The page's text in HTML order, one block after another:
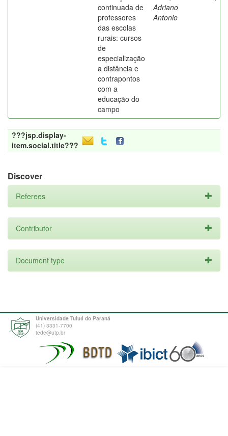
continuada de
professores
das escolas
rurais: cursos
de
especialização
a distância e
contrapontos
com a
educação do
campo
Adriano
Antonio
???jsp.display-
item.social.title???
Discover
Referees
Contributor
Document type
Universidade Tuiuti do Paraná
(41) 3331-7700
tede@utp.br